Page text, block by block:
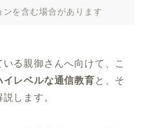
を含む場合があります
る親御さんへ向けて、こ
イレベルな通信教育と、そ
します。